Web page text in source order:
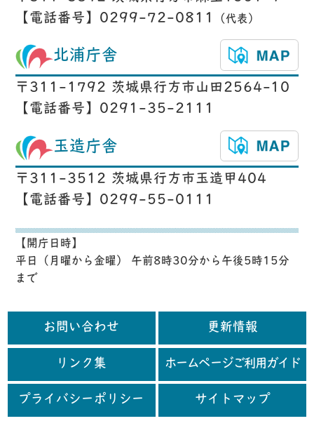
【電話番号】0299-72-0811
（代表）
北浦庁舎
〒311-1792 茨城県行方市山田2564-10
【電話番号】0291-35-2111
玉造庁舎
〒311-3512 茨城県行方市玉造甲404
【電話番号】0299-55-0111
【開庁日時】
平日（月曜から金曜） 午前8時30分から午後5時15分
まで
お問い合わせ 更新情報
リンク集 ホームページご利用ガイド
プライバシーポリシー サイトマップ